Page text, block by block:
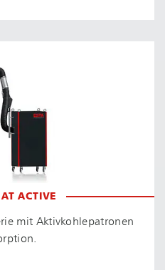
ACTIVE
mit Ak­tiv­koh­le­pa­tro­nen